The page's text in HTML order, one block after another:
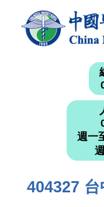
週一
404327